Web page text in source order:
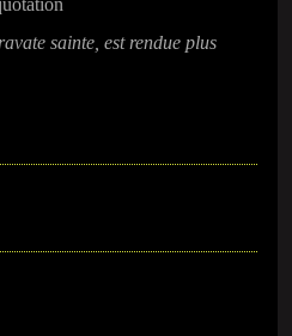
sainte, est rendue plus